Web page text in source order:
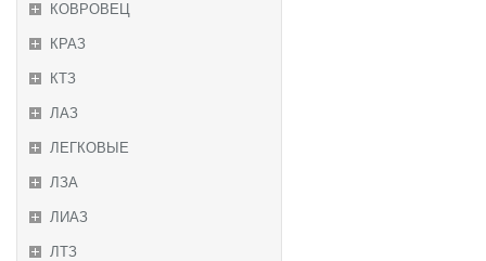
КОВРОВЕЦ
КРАЗ
КТЗ
ЛАЗ
ЛЕГКОВЫЕ
ЛЗА
ЛИАЗ
ЛТЗ